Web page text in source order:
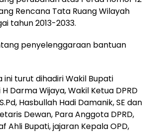
Rencana Tata Ruang Wilayah
tahun 2013-2033.
penyelenggaraan bantuan
ini turut dihadiri Wakil Bupati
Darma Wijaya, Wakil Ketua DPRD
Hasbullah Hadi Damanik, SE dan
Dewan, Para Anggota DPRD,
Ahli Bupati, jajaran Kepala OPD,